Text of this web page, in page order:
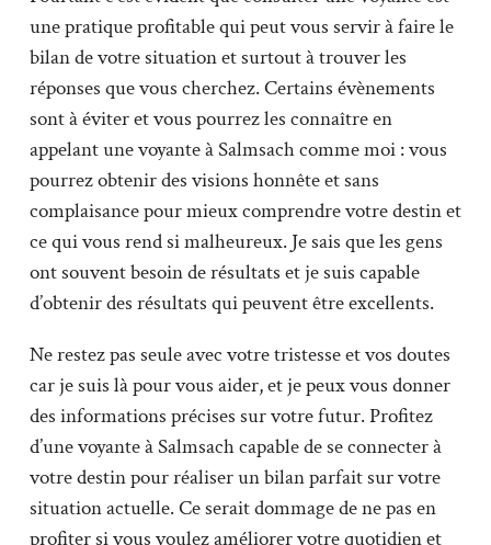
une pratique profitable qui peut vous servir à faire le
bilan de votre situation et surtout à trouver les
réponses que vous cherchez. Certains évènements
sont à éviter et vous pourrez les connaître en
appelant une voyante à Salmsach comme moi : vous
pourrez obtenir des visions honnête et sans
complaisance pour mieux comprendre votre destin et
ce qui vous rend si malheureux. Je sais que les gens
ont souvent besoin de résultats et je suis capable
d’obtenir des résultats qui peuvent être excellents.
Ne restez pas seule avec votre tristesse et vos doutes
car je suis là pour vous aider, et je peux vous donner
des informations précises sur votre futur. Profitez
d’une voyante à Salmsach capable de se connecter à
votre destin pour réaliser un bilan parfait sur votre
situation actuelle. Ce serait dommage de ne pas en
profiter si vous voulez améliorer votre quotidien et